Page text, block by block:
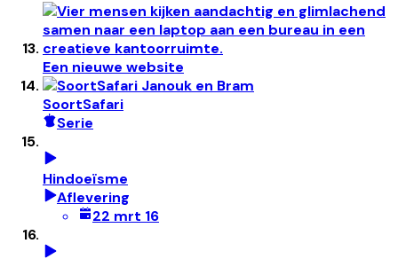
Een nieuwe website
SoortSafari
Serie
Hindoeïsme
Aflevering
22 mrt 16